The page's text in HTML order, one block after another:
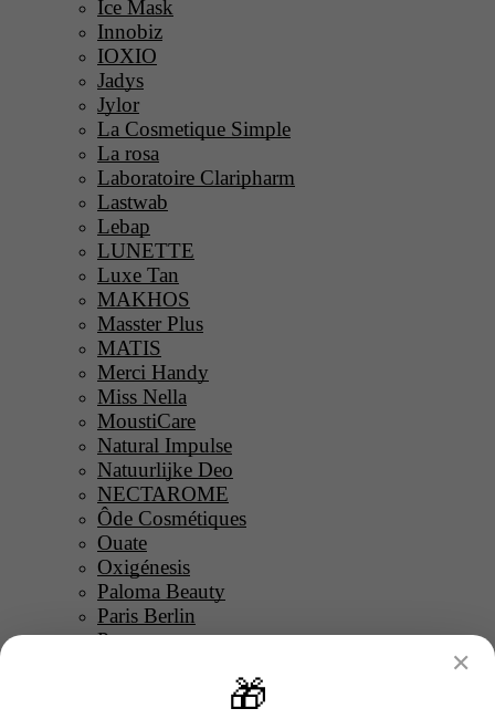
Ice Mask
Innobiz
IOXIO
Jadys
Jylor
La Cosmetique Simple
La rosa
Laboratoire Claripharm
Lastwab
Lebap
LUNETTE
Luxe Tan
MAKHOS
Masster Plus
MATIS
Merci Handy
Miss Nella
MoustiCare
Natural Impulse
Natuurlijke Deo
NECTAROME
Ôde Cosmétiques
Ouate
Oxigénesis
Paloma Beauty
Paris Berlin
Permano
✕
🎁